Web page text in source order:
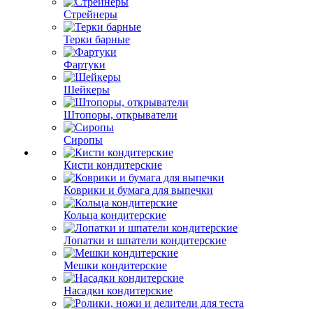
Стрейнеры
Терки барные
Фартуки
Шейкеры
Штопоры, открыватели
Сиропы
Кисти кондитерские
Коврики и бумага для выпечки
Кольца кондитерские
Лопатки и шпатели кондитерские
Мешки кондитерские
Насадки кондитерские